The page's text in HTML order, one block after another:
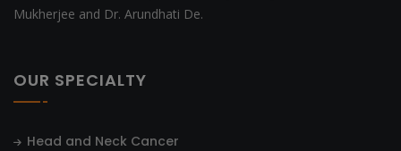
Mukherjee and Dr. Arundhati De.
OUR SPECIALTY
Head and Neck Cancer